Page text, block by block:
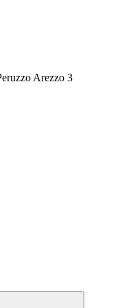
Arezzo 3